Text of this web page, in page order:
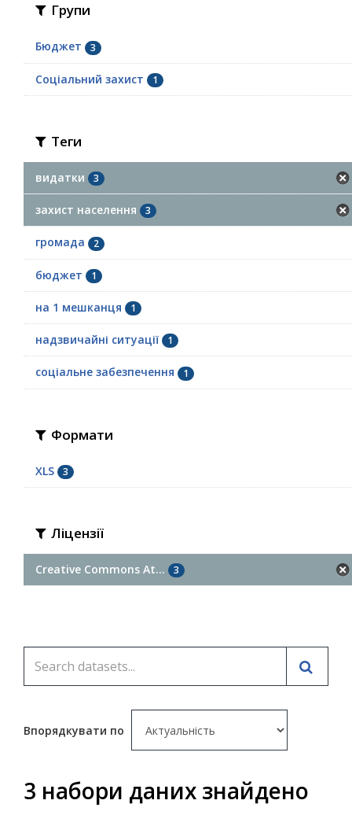
Групи
Бюджет 3
Соціальний захист 1
Теги
видатки 3
захист населення 3
громада 2
бюджет 1
на 1 мешканця 1
надзвичайні ситуації 1
соціальне забезпечення 1
Формати
XLS 3
Ліцензії
Creative Commons At... 3
Впорядкувати по
3 набори даних знайдено